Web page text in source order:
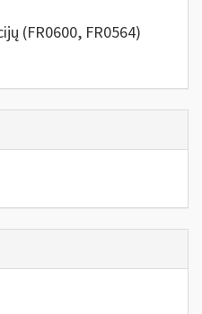
(FR0600, FR0564)